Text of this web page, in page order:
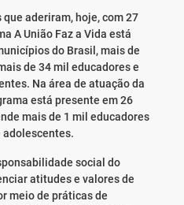
aderiram, hoje, com 27
A União Faz a Vida está
do Brasil, mais de
de 34 mil educadores e
Na área de atuação da
está presente em 26
mais de 1 mil educadores
adolescentes.
social do
atitudes e valores de
meio de práticas de